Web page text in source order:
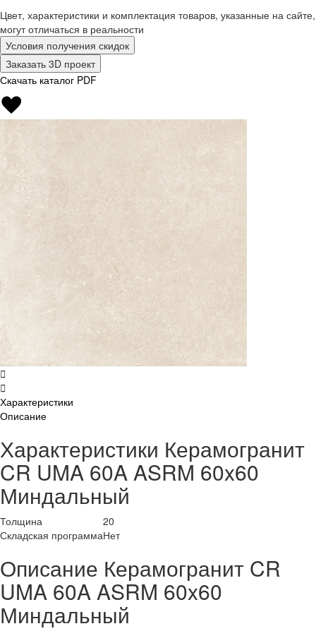
Цвет, характеристики и комплектация товаров, указанные на сайте,
могут отличаться в реальности
Условия получения скидок
Заказать 3D проект
Скачать каталог PDF
Характеристики
Описание
Характеристики Керамогранит
CR UMA 60A ASRM 60x60
Миндальный
Толщина
20
Складская программаНет
Описание Керамогранит CR
UMA 60A ASRM 60x60
Миндальный